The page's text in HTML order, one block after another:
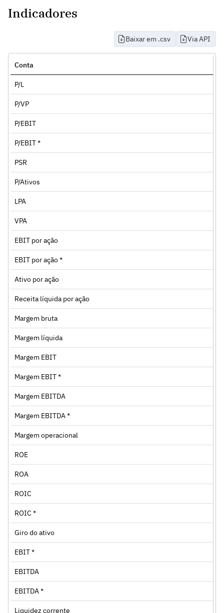
Indicadores
Baixar em .csv Via API
Conta
P/L
P/VP
P/EBIT
P/EBIT *
PSR
P/Ativos
LPA
VPA
EBIT por ação
EBIT por ação *
Ativo por ação
Receita líquida por ação
Margem bruta
Margem líquida
Margem EBIT
Margem EBIT *
Margem EBITDA
Margem EBITDA *
Margem operacional
ROE
ROA
ROIC
ROIC *
Giro do ativo
EBIT *
EBITDA
EBITDA *
Liquidez corrente